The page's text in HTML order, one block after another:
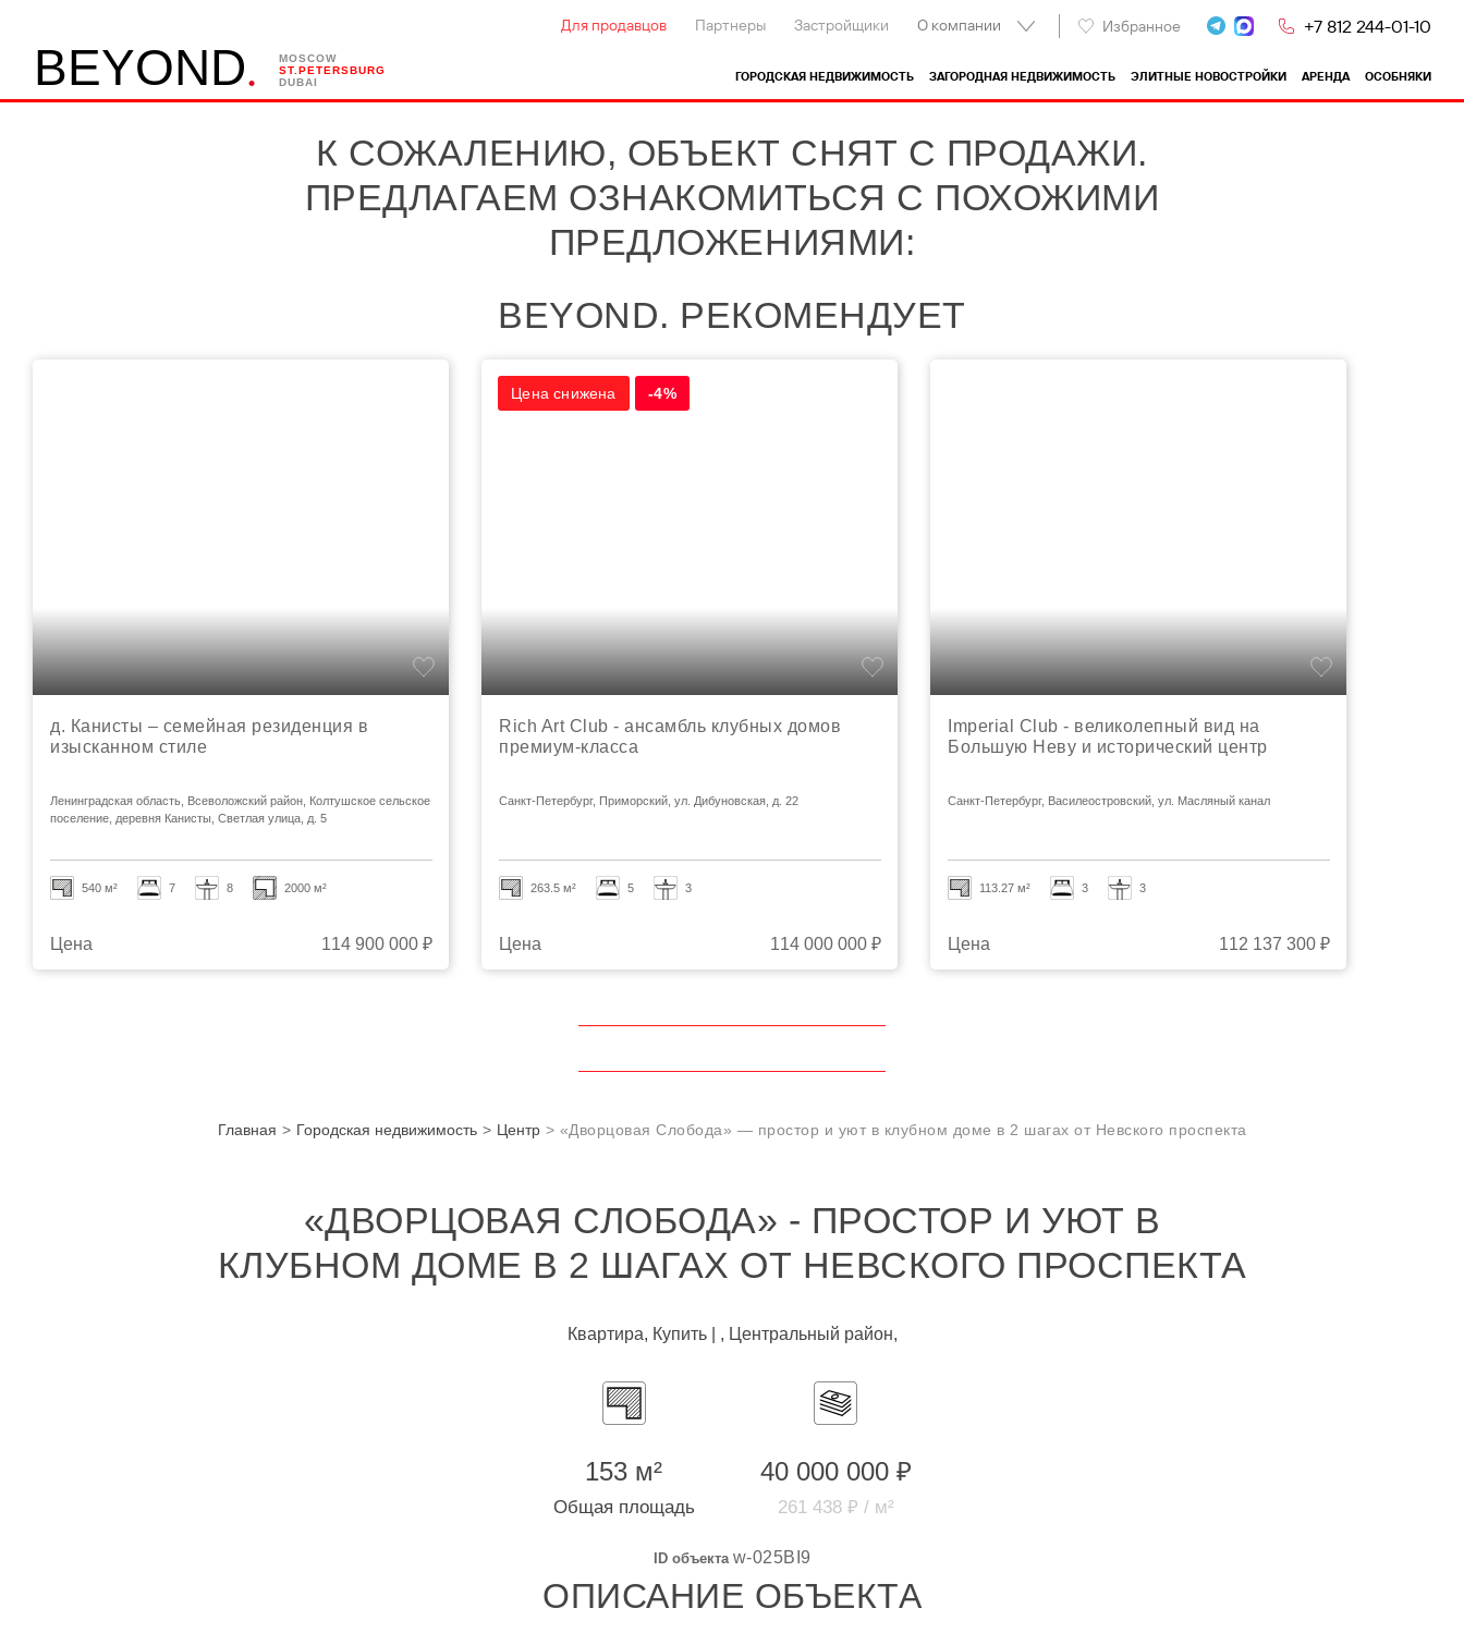
Для продавцов Партнеры Застройщики О компании Избранное +7 812 244-01-10
ГОРОДСКАЯ НЕДВИЖИМОСТЬ ЗАГОРОДНАЯ НЕДВИЖИМОСТЬ ЭЛИТНЫЕ НОВОСТРОЙКИ АРЕНДА ОСОБНЯКИ
BEYOND.
MOSCOW
ST.PETERSBURG
DUBAI
К СОЖАЛЕНИЮ, ОБЪЕКТ СНЯТ С ПРОДАЖИ.
ПРЕДЛАГАЕМ ОЗНАКОМИТЬСЯ С ПОХОЖИМИ
ПРЕДЛОЖЕНИЯМИ:
BEYOND. РЕКОМЕНДУЕТ
д. Канисты – семейная резиденция в
изысканном стиле
Ленинградская область, Всеволожский район, Колтушское сельское
поселение, деревня Канисты, Светлая улица, д. 5
540 м² 7 8 2000 м²
Цена 114 900 000 ₽
Цена снижена -4%
Rich Art Club - ансамбль клубных домов
премиум-класса
Санкт-Петербург, Приморский, ул. Дибуновская, д. 22
263.5 м² 5 3
Цена 114 000 000 ₽
Imperial Club - великолепный вид на
Большую Неву и исторический центр
Санкт-Петербург, Василеостровский, ул. Масляный канал
113.27 м² 3 3
Цена 112 137 300 ₽
Главная Городская недвижимость Центр «Дворцовая Слобода» — простор и уют в клубном доме в 2 шагах от Невского проспекта
«ДВОРЦОВАЯ СЛОБОДА» - ПРОСТОР И УЮТ В
КЛУБНОМ ДОМЕ В 2 ШАГАХ ОТ НЕВСКОГО ПРОСПЕКТА
Квартира, Купить | , Центральный район,
153 м²
Общая площадь
40 000 000 ₽
261 438 ₽ / м²
ID объекта w-025BI9
ОПИСАНИЕ ОБЪЕКТА